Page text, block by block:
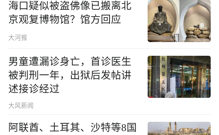
海口疑似被盗佛像已搬离北
京观复博物馆？馆方回应
大河报
男童遭漏诊身亡，首诊医生
被判刑一年，出狱后发帖讲
述接诊经过
大风新闻
阿联酋、土耳其、沙特等8国